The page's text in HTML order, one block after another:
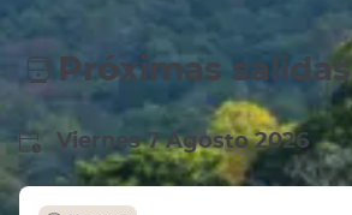
Próximas salidas
Viernes 7 Agosto 2026